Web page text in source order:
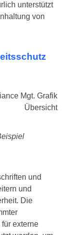
unterstützt
von
und
und
Die
externe